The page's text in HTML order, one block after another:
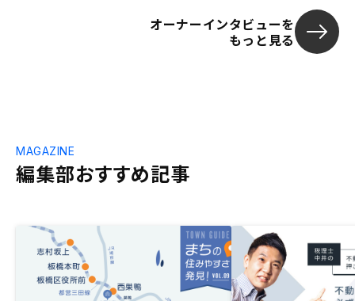
オーナーインタビューを
もっと見る
編集部おすすめ記事
MAGAZINE